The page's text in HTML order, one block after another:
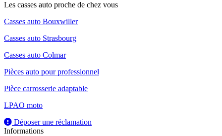
Les casses auto proche de chez vous
Casses auto Bouxwiller
Casses auto Strasbourg
Casses auto Colmar
Pièces auto pour professionnel
Pièce carrosserie adaptable
LPAO moto
Déposer une réclamation
Informations